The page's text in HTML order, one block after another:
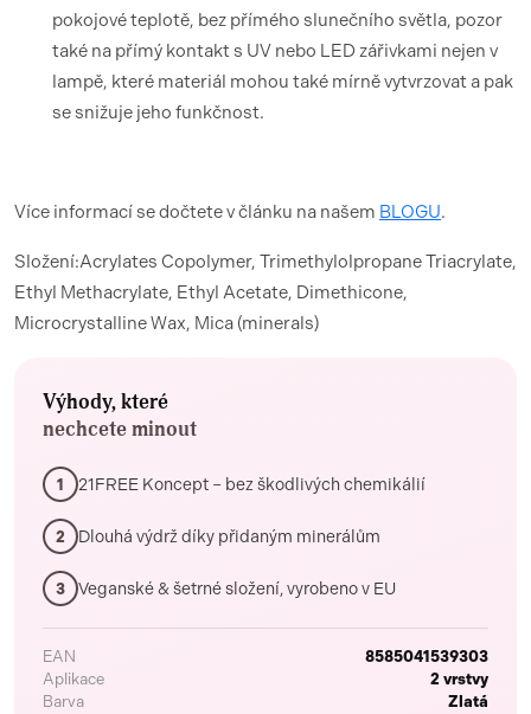
pokojové teplotě, bez přímého slunečního světla, pozor
také na přímý kontakt s UV nebo LED zářivkami nejen v
lampě, které materiál mohou také mírně vytvrzovat a pak
se snižuje jeho funkčnost.
Více informací se dočtete v článku na našem BLOGU.
Složení:Acrylates Copolymer, Trimethylolpropane Triacrylate,
Ethyl Methacrylate, Ethyl Acetate, Dimethicone,
Microcrystalline Wax, Mica (minerals)
Výhody, které
nechcete minout
1 21FREE Koncept – bez škodlivých chemikálií
2 Dlouhá výdrž díky přidaným minerálům
3 Veganské & šetrné složení, vyrobeno v EU
EAN
8585041539303
Aplikace
2 vrstvy
Barva
Zlatá